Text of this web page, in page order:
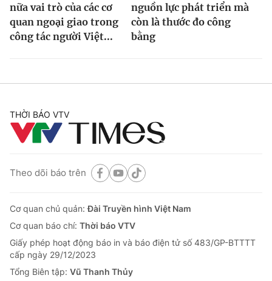
nữa vai trò của các cơ
quan ngoại giao trong
công tác người Việt...
nguồn lực phát triển mà
còn là thước đo công
bằng
THỜI BÁO VTV
Theo dõi báo trên
Cơ quan chủ quản:Đài Truyền hình Việt Nam
Cơ quan báo chí: Thời báo VTV
Giấy phép hoạt động báo in và báo điện tử số 483/GP-BTTTT
cấp ngày 29/12/2023
Tổng Biên tập: Vũ Thanh Thủy